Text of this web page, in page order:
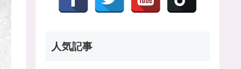
人気記事